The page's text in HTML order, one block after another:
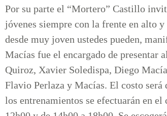
Por su parte el “Mortero” Castillo
jóvenes siempre con la frente en alto
desde muy joven ustedes pueden,
Macías fue el encargado de presentar
Quiroz, Xavier Soledispa, Diego
Flavio Perlaza y Macías. El costo será
los entrenamientos se efectuarán en